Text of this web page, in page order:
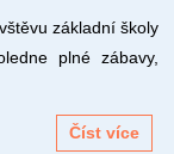
základní školy
plné zábavy,
Číst více